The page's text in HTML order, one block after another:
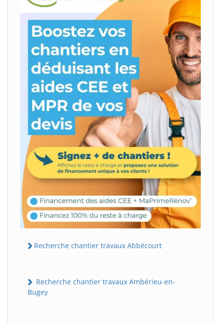
Recherche chantier travaux Abbécourt
Recherche chantier travaux Ambérieu-en-
Bugey